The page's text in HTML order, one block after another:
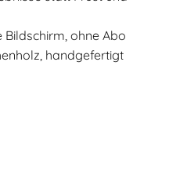
Bildschirm, ohne Abo
handgefertigt